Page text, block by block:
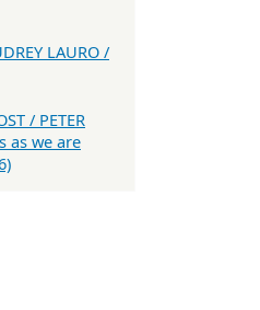
LAURO /
/ PETER
as we are